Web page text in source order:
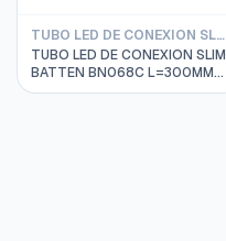
TUBO LED DE CONEXION SLIM BATTEN PHILIPS
TUBO LED DE CONEXION SLIM
BATTEN BN068C L=300MM
3W 4000K 220-240VAC